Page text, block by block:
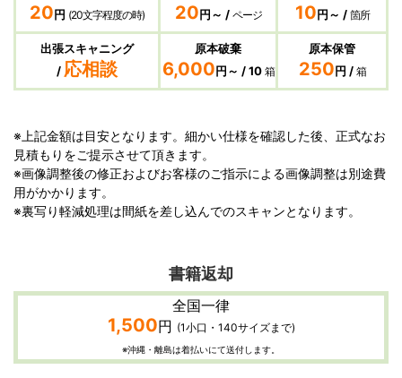
20円 (20文字程度の時) 20円～ / ページ 10円～ / 箇所
出張スキャニング
/ 応相談
原本破棄
6,000円～ / 10 箱
原本保管
250円 / 箱
※上記金額は目安となります。細かい仕様を確認した後、正式なお
見積もりをご提示させて頂きます。
※画像調整後の修正およびお客様のご指示による画像調整は別途費
用がかかります。
※裏写り軽減処理は間紙を差し込んでのスキャンとなります。
書籍返却
全国一律
1,500円 (1小口・140サイズまで)
※沖縄・離島は着払いにて送付します。